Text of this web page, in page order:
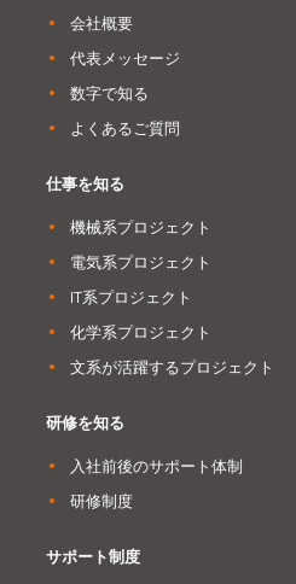
会社概要
代表メッセージ
数字で知る
よくあるご質問
仕事を知る
機械系プロジェクト
電気系プロジェクト
IT系プロジェクト
化学系プロジェクト
文系が活躍するプロジェクト
研修を知る
入社前後のサポート体制
研修制度
サポート制度